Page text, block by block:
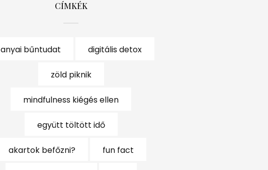
CÍMKÉK
anyai bűntudat digitális detox
zöld piknik
mindfulness kiégés ellen
együtt töltött idő
akartok befőzni? fun fact